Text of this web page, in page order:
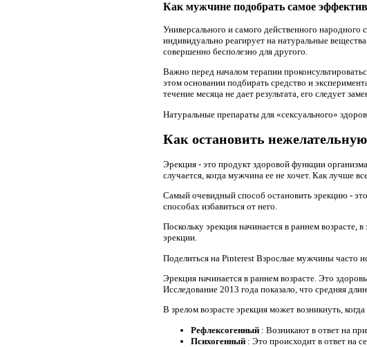
Как мужчине подобрать самое
Универсального и самого действенного
индивидуально реагирует на натуральные
совершенно бесполезно для другого.
Важно перед началом терапии
этом основании подбирать средство и
течение месяца не дает результата, его следует
Натуральные препараты для «сексуального»
Как остановить
Эрекция - это продукт здоровой функции
случается, когда мужчина ее не хочет. Как лучше
Самый очевидный способ остановить эрекцию -
способах избавиться от него.
Поскольку эрекция начинается в раннем возрасте,
эрекции.
Поделиться на Pinterest Взрослые мужчины часто
Эрекция начинается в раннем возрасте. Это
Исследование 2013 года показало, что средняя
В зрелом возрасте эрекция может возникнуть,
Рефлексогенный : Возникают в ответ на
Психогенный : Это происходит в ответ на